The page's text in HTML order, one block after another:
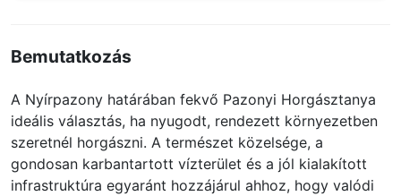
Bemutatkozás
A Nyírpazony határában fekvő Pazonyi Horgásztanya
ideális választás, ha nyugodt, rendezett környezetben
szeretnél horgászni. A természet közelsége, a
gondosan karbantartott vízterület és a jól kialakított
infrastruktúra egyaránt hozzájárul ahhoz, hogy valódi